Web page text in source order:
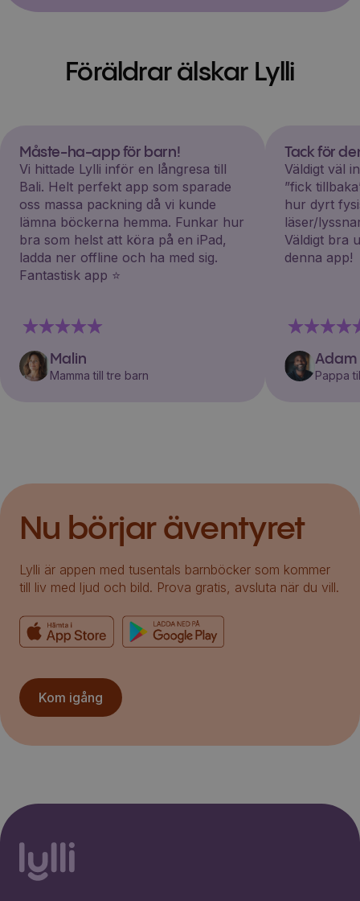
Föräldrar älskar Lylli
Måste-ha-app för barn!
Vi hittade Lylli inför en långresa till
Bali. Helt perfekt app som sparade
oss massa packning då vi kunde
lämna böckerna hemma. Funkar hur
bra som helst att köra på en iPad,
ladda ner offline och ha med sig.
Fantastisk app ⭐️
Malin
Mamma till tre barn
Tack för
Väldigt väl
”fick
hur dyrt
läser/
Väldigt bra
denna app!
Adam
Pappa
Nu börjar äventyret
Lylli är appen med tusentals barnböcker som kommer
till liv med ljud och bild. Prova gratis, avsluta när du vill.
Kom igång